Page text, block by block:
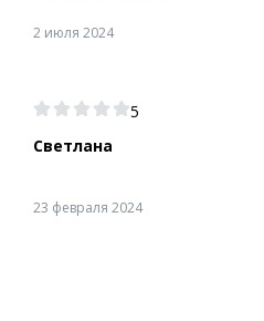
2 июля 2024
5
Светлана
23 февраля 2024